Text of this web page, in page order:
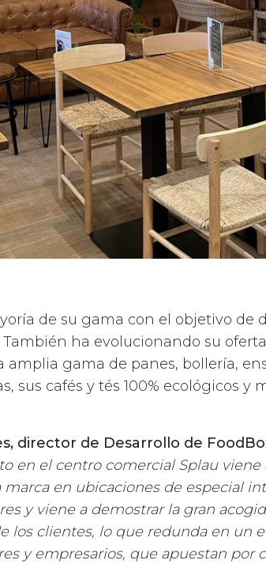
de su gama con el objetivo de
También ha evolucionando su oferta
gama de panes, bollería,
sus cafés y tés 100% ecológicos y
director de Desarrollo de
en el centro comercial Splau viene
en ubicaciones de especial
y viene a demostrar la gran
los clientes, lo que redunda en un
y empresarios, que apuestan por